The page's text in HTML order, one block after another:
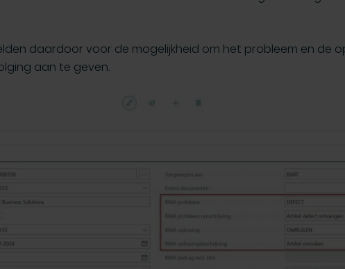
daardoor voor de mogelijkheid om het probleem en de
aan te geven.